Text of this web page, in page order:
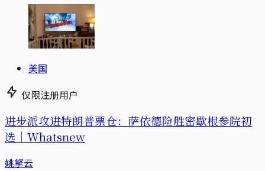
美国
仅限注册用户
进步派攻进特朗普票仓：萨依德险胜密歇根参院初
选｜Whatsnew
姚拏云